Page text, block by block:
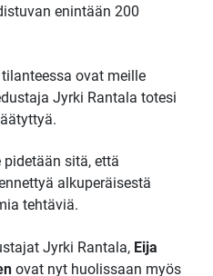
enintään 200
ovat meille
Jyrki Rantala totesi
sitä, että
alkuperäisestä
tehtäviä.
Jyrki Rantala, Eija
ovat nyt huolissaan myös